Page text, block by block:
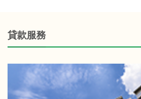
貸款服務